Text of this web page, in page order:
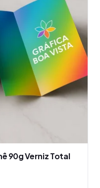
90g Verniz Total